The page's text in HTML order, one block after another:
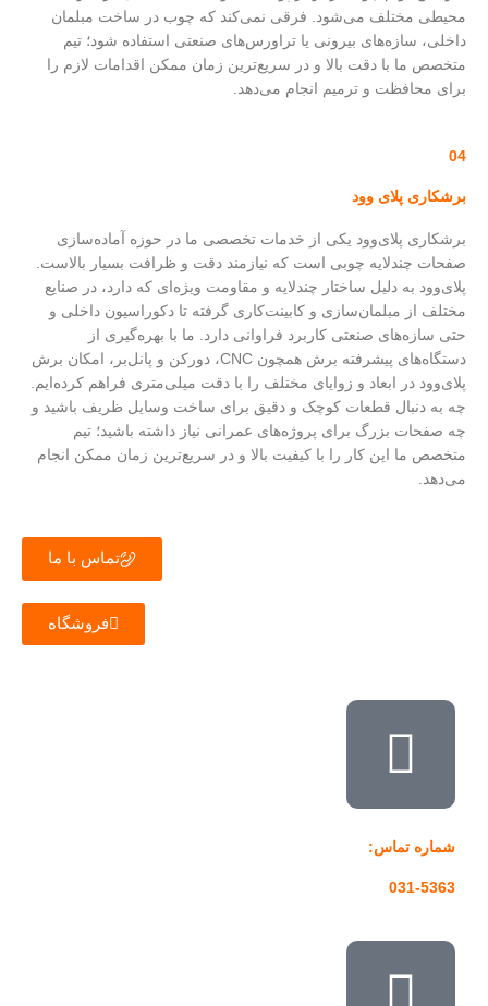
محیطی مختلف می‌شود. فرقی نمی‌کند که چوب در ساخت مبلمان
داخلی، سازه‌های بیرونی یا تراورس‌های صنعتی استفاده شود؛ تیم
متخصص ما با دقت بالا و در سریع‌ترین زمان ممکن اقدامات لازم را
برای محافظت و ترمیم انجام می‌دهد.
04
برشکاری پلای وود
برشکاری پلای‌وود یکی از خدمات تخصصی ما در حوزه آماده‌سازی
صفحات چندلایه چوبی است که نیازمند دقت و ظرافت بسیار بالاست.
پلای‌وود به دلیل ساختار چندلایه و مقاومت ویژه‌ای که دارد، در صنایع
مختلف از مبلمان‌سازی و کابینت‌کاری گرفته تا دکوراسیون داخلی و
حتی سازه‌های صنعتی کاربرد فراوانی دارد. ما با بهره‌گیری از
دستگاه‌های پیشرفته برش همچون CNC، دورکن و پانل‌بر، امکان برش
پلای‌وود در ابعاد و زوایای مختلف را با دقت میلی‌متری فراهم کرده‌ایم.
چه به دنبال قطعات کوچک و دقیق برای ساخت وسایل ظریف باشید و
چه صفحات بزرگ برای پروژه‌های عمرانی نیاز داشته باشید؛ تیم
متخصص ما این کار را با کیفیت بالا و در سریع‌ترین زمان ممکن انجام
می‌دهد.
تماس با ما
فروشگاه
شماره تماس:
031-5363